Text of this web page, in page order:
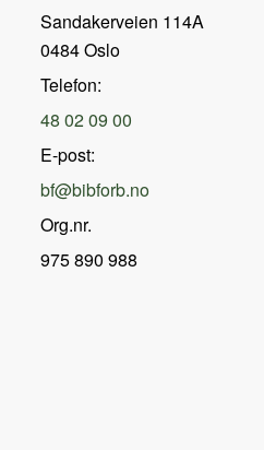
Sandakerveien 114A
0484 Oslo
Telefon:
48 02 09 00
E-post:
bf@bibforb.no
Org.nr.
975 890 988